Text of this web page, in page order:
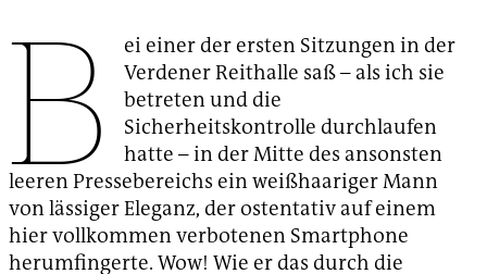
B
ei einer der ersten Sitzungen in der
Verdener Reithalle saß – als ich sie
betreten und die
Sicherheitskontrolle durchlaufen
hatte – in der Mitte des ansonsten
leeren Pressebereichs ein weißhaariger Mann
von lässiger Eleganz, der ostentativ auf einem
hier vollkommen verbotenen Smartphone
herumfingerte. Wow! Wie er das durch die